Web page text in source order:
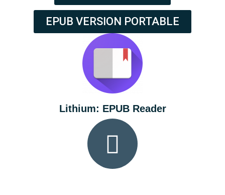
EPUB VERSION PORTABLE
Lithium: EPUB Reader